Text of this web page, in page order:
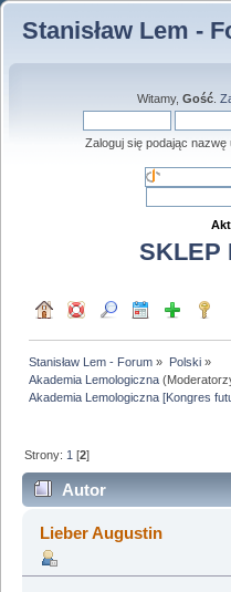
Stanisław Lem -
Witamy, Gość.
Zaloguj się podając nazwę
SKLEP
Stanisław Lem - Forum » Polski»
Akademia Lemologiczna
Akademia Lemologiczna [Kongres
Strony: 1 [2]
Autor
Lemologiczna [Kongres
155913 razy)
Lieber Augustin